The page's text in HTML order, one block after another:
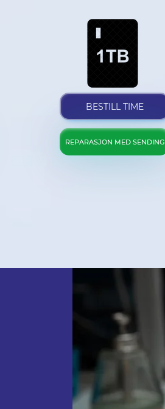
BESTILL TIME
REPARASJON MED SENDING